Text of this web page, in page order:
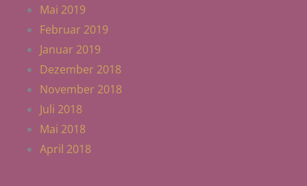
Mai 2019
Februar 2019
Januar 2019
Dezember 2018
November 2018
Juli 2018
Mai 2018
April 2018